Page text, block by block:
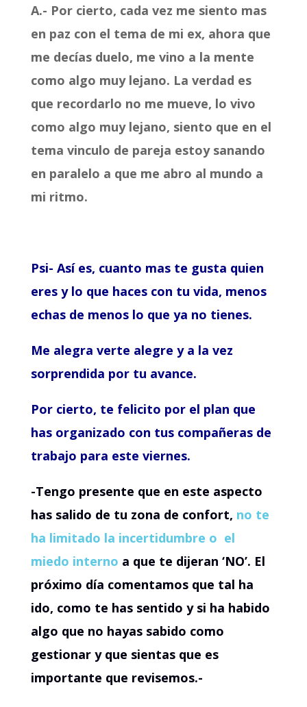
A.- Por cierto, cada vez me siento mas
en paz con el tema de mi ex, ahora que
me decías duelo, me vino a la mente
como algo muy lejano. La verdad es
que recordarlo no me mueve, lo vivo
como algo muy lejano, siento que en el
tema vinculo de pareja estoy sanando
en paralelo a que me abro al mundo a
mi ritmo.
Psi- Así es, cuanto mas te gusta quien
eres y lo que haces con tu vida, menos
echas de menos lo que ya no tienes.
Me alegra verte alegre y a la vez
sorprendida por tu avance.
Por cierto, te felicito por el plan que
has organizado con tus compañeras de
trabajo para este viernes.
-Tengo presente que en este aspecto
has salido de tu zona de confort, no te
ha limitado la incertidumbre o el
miedo interno a que te dijeran ‘NO’. El
próximo día comentamos que tal ha
ido, como te has sentido y si ha habido
algo que no hayas sabido como
gestionar y que sientas que es
importante que revisemos.-